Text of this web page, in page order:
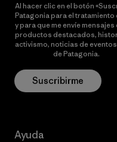
Al hacer clic en el botón
Patagonia para el
y para que me envíe
productos destacados,
activismo, noticias de
de Patagonia.
Suscribirme
Ayuda